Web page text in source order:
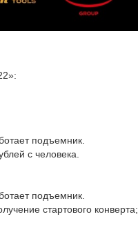
подъемник.
с человека.
подъемник.
стартового конверта;